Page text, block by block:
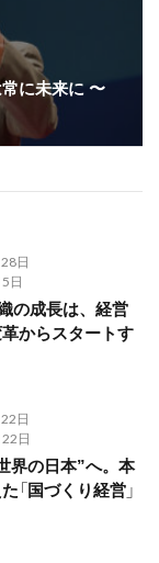
に未来に 〜
日
日
の成長は、経営
からスタートす
日
日
界の日本”へ。本
「国づくり経営」